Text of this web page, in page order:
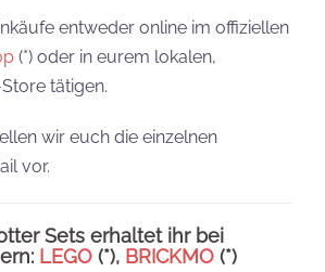
entweder online im offiziellen
(*) oder in eurem lokalen,
tätigen.
wir euch die einzelnen
vor.
Sets erhaltet ihr bei
LEGO (*), BRICKMO (*)